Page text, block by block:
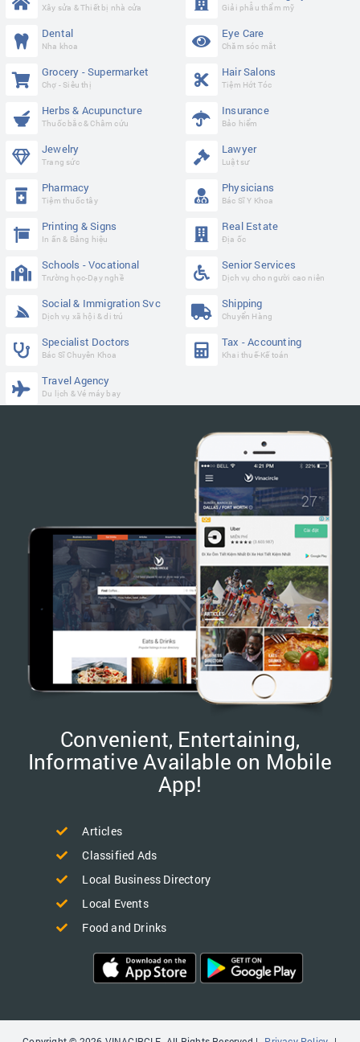
Xây sửa & Thiết bị nhà cửa Giải phẫu thẩm mỹ
Dental
Nha khoa
Eye Care
Chăm sóc mắt
Grocery - Supermarket
Chợ - Siêu thị
Hair Salons
Tiệm Hớt Tóc
Herbs & Acupuncture
Thuốc bắc & Châm cứu
Insurance
Bảo hiểm
Jewelry
Trang sức
Lawyer
Luật sư
Pharmacy
Tiệm thuốc tây
Physicians
Bác Sĩ Y Khoa
Printing & Signs
In ấn & Bảng hiệu
Real Estate
Địa ốc
Schools - Vocational
Trường học-Dạy nghề
Senior Services
Dịch vụ cho người cao niên
Social & Immigration Svc
Dịch vụ xã hội & di trú
Shipping
Chuyển Hàng
Specialist Doctors
Bác Sĩ Chuyên Khoa
Tax - Accounting
Khai thuế-Kế toán
Travel Agency
Du lịch & Vé máy bay
Convenient, Entertaining,
Informative Available on Mobile
App!
Articles
Classified Ads
Local Business Directory
Local Events
Food and Drinks